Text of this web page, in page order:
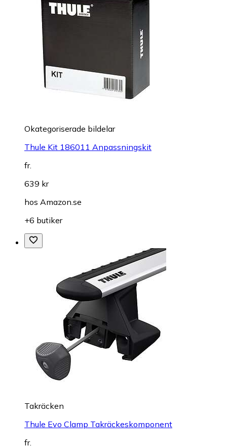
Okategoriserade bildelar
Thule Kit 186011 Anpassningskit
fr.
639 kr
hos Amazon.se
+6 butiker
Takräcken
Thule Evo Clamp Takräckeskomponent
fr.